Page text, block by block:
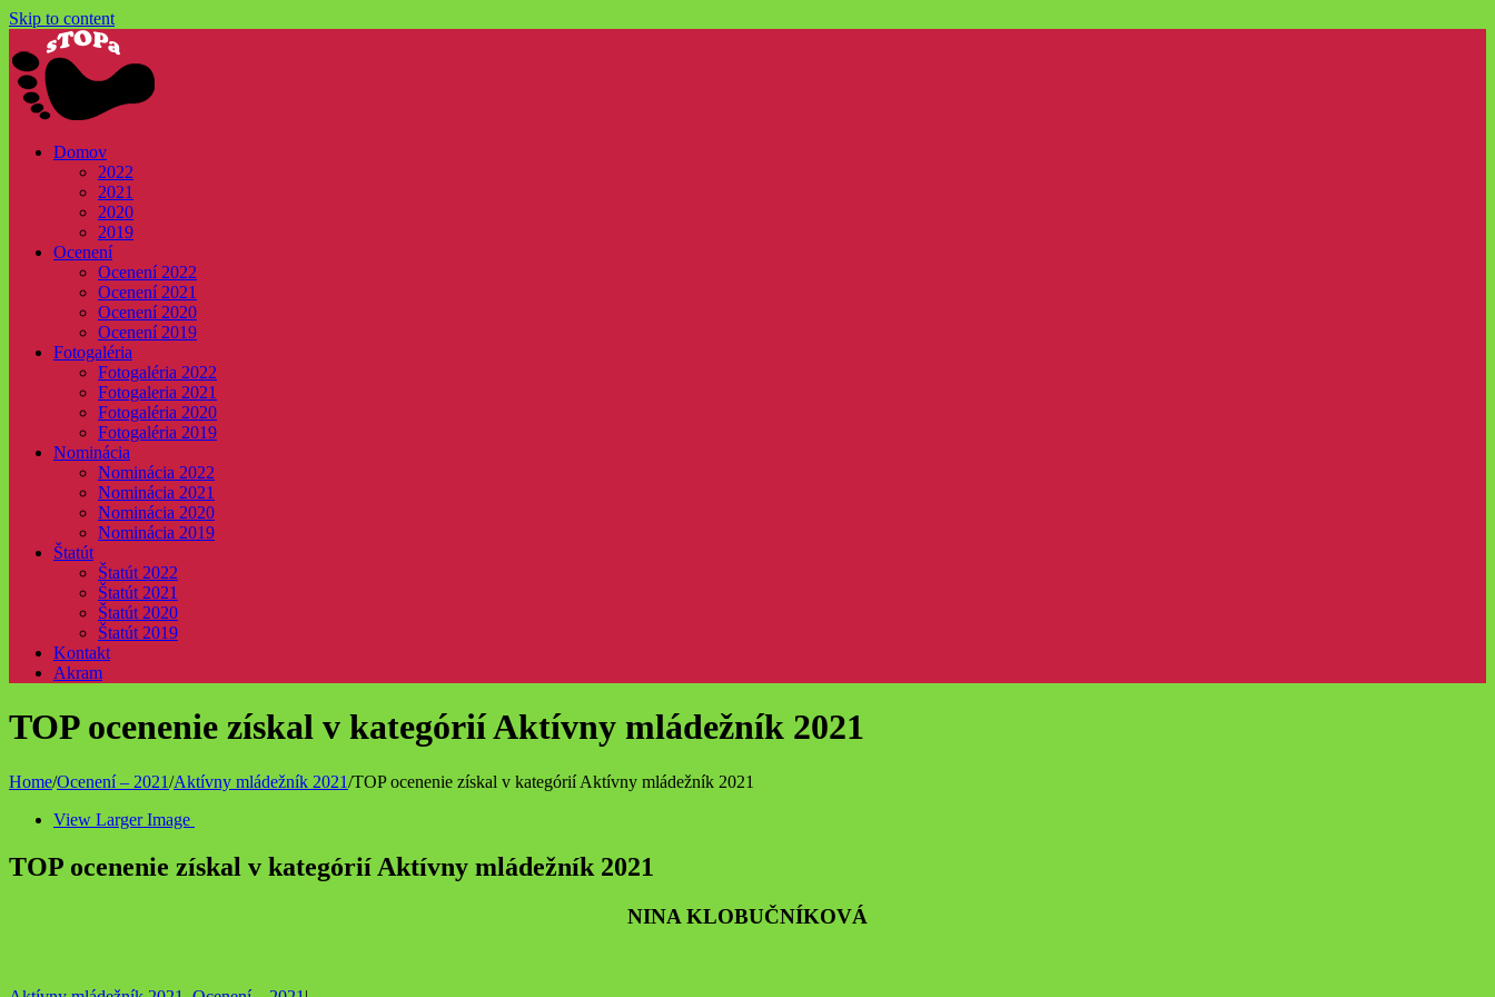
Skip to content
Domov
2022
2021
2020
2019
Ocenení
Ocenení 2022
Ocenení 2021
Ocenení 2020
Ocenení 2019
Fotogaléria
Fotogaléria 2022
Fotogaleria 2021
Fotogaléria 2020
Fotogaléria 2019
Nominácia
Nominácia 2022
Nominácia 2021
Nominácia 2020
Nominácia 2019
Štatút
Štatút 2022
Štatút 2021
Štatút 2020
Štatút 2019
Kontakt
Akram
TOP ocenenie získal v kategórií Aktívny mládežník 2021
Home/Ocenení – 2021/Aktívny mládežník 2021/TOP ocenenie získal v kategórií Aktívny mládežník 2021
View Larger Image
TOP ocenenie získal v kategórií Aktívny mládežník 2021
NINA KLOBUČNÍKOVÁ